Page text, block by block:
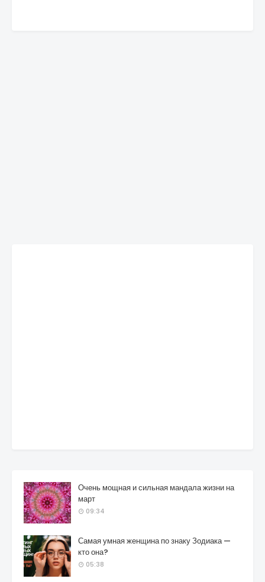
Очень мощная и сильная мандала жизни на
март
09:34
Самая умная женщина по знаку Зодиака —
кто она?
05:38